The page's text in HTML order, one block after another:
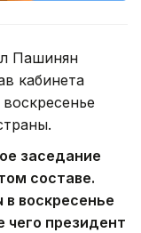
Пашинян
кабинета
заседание
составе.
воскресенье
чего президент